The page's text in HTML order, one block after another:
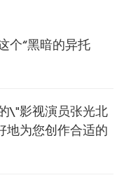
个“黑暗的异托
\"影视演员张光北
地为您创作合适的